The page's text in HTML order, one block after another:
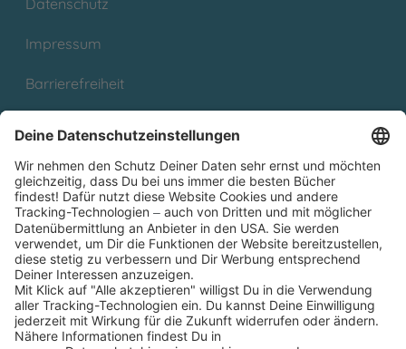
Datenschutz
Impressum
Barrierefreiheit
Partnerprogramm (Affiliate)
Folge uns auf
* Versandkostenfrei ab 9,00 € Bestellwert innerhalb
Deutschlands